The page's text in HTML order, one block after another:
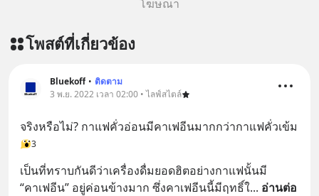
โฆษณา
โพสต์ที่เกี่ยวข้อง
Bluekoff • ติดตาม
3 พ.ย. 2022 เวลา 02:00 • ไลฟ์สไตล์
จริงหรือไม่? กาแฟคั่วอ่อนมีคาเฟอีนมากกว่ากาแฟคั่วเข้ม
3
เป็นที่ทราบกันดีว่าเครื่องดื่มยอดฮิตอย่างกาแฟนั้นมี
“คาเฟอีน” อยู่ค่อนข้างมาก ซึ่งคาเฟอีนนี้มีฤทธิ์ใ... อ่านต่อ